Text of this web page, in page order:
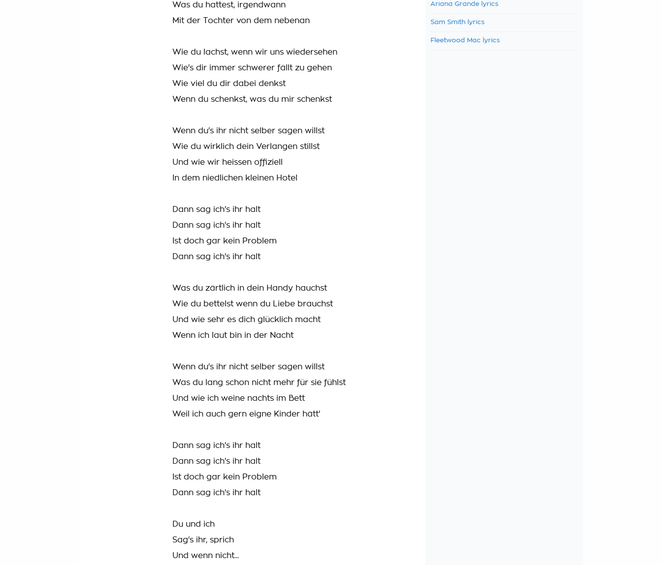
Was du hattest, irgendwann
Mit der Tochter von dem nebenan
Wie du lachst, wenn wir uns wiedersehen
Wie's dir immer schwerer fällt zu gehen
Wie viel du dir dabei denkst
Wenn du schenkst, was du mir schenkst
Wenn du's ihr nicht selber sagen willst
Wie du wirklich dein Verlangen stillst
Und wie wir heissen offiziell
In dem niedlichen kleinen Hotel
Dann sag ich's ihr halt
Dann sag ich's ihr halt
Ist doch gar kein Problem
Dann sag ich's ihr halt
Was du zärtlich in dein Handy hauchst
Wie du bettelst wenn du Liebe brauchst
Und wie sehr es dich glücklich macht
Wenn ich laut bin in der Nacht
Wenn du's ihr nicht selber sagen willst
Was du lang schon nicht mehr für sie fühlst
Und wie ich weine nachts im Bett
Weil ich auch gern eigne Kinder hätt'
Dann sag ich's ihr halt
Dann sag ich's ihr halt
Ist doch gar kein Problem
Dann sag ich's ihr halt
Du und ich
Sag's ihr, sprich
Und wenn nicht...
Ariana Grande lyrics
Sam Smith lyrics
Fleetwood Mac lyrics